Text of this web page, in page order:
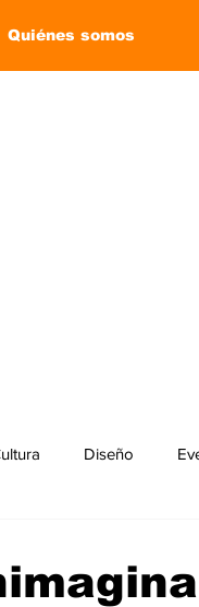
Quiénes somos
Diseño